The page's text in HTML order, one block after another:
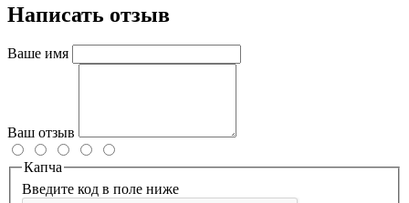
Написать отзыв
Ваше имя
Ваш отзыв
Капча
Введите код в поле ниже